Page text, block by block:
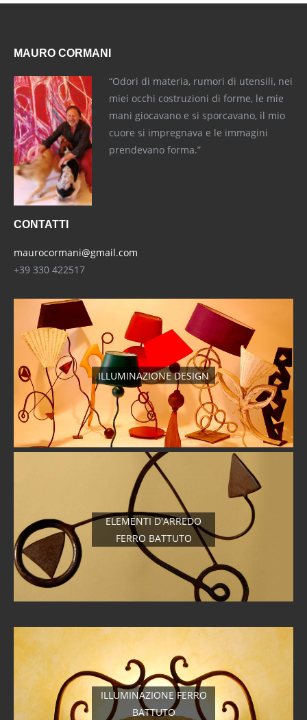
MAURO CORMANI
“Odori di materia, rumori di utensili, nei
miei occhi costruzioni di forme, le mie
mani giocavano e si sporcavano, il mio
cuore si impregnava e le immagini
prendevano forma.”
CONTATTI
maurocormani@gmail.com
+39 330 422517
ILLUMINAZIONE DESIGN
ELEMENTI D'ARREDO
FERRO BATTUTO
ILLUMINAZIONE FERRO
BATTUTO